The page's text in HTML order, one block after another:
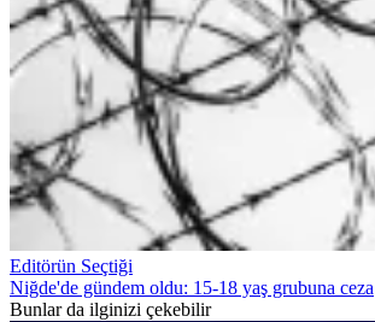
Editörün Seçtiği
Niğde'de gündem oldu: 15-18 yaş grubuna ceza
Bunlar da ilginizi çekebilir